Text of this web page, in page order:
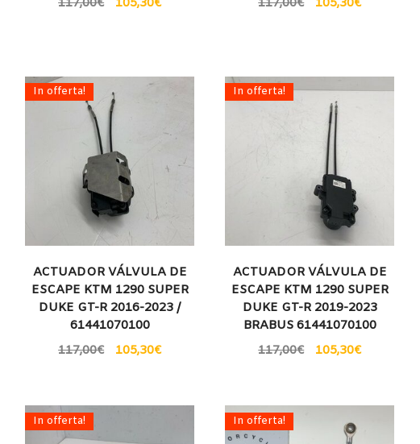
In offerta!
ACTUADOR VÁLVULA DE
ESCAPE KTM 1290 SUPER
DUKE GT-R 2016-2023 /
61441070100
117,00€ 105,30€
In offerta!
ACTUADOR VÁLVULA DE
ESCAPE KTM 1290 SUPER
DUKE GT-R 2019-2023
BRABUS 61441070100
117,00€ 105,30€
In offerta! In offerta!